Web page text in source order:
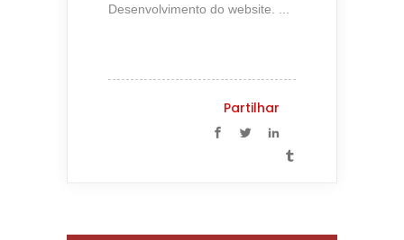
Desenvolvimento do website. ...
Partilhar